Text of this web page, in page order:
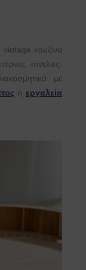
vintage κουζίνα
πινελιές.
με
ή εργαλεία